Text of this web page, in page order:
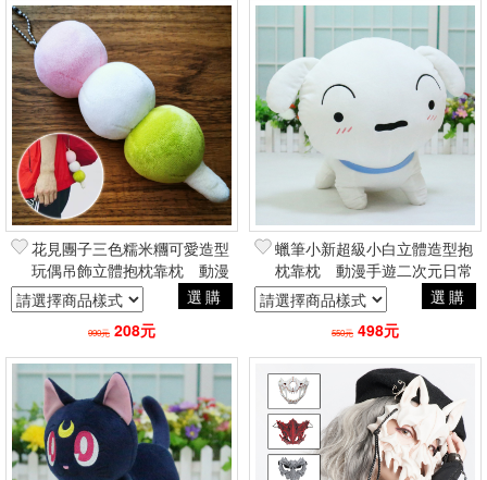
花見團子三色糯米糰可愛造型
玩偶吊飾立體抱枕靠枕 動漫
手遊二次元日常創意周邊
選購
990元 208元
蠟筆小新超級小白立體造型抱
枕靠枕 動漫手遊二次元日常
創意周邊
選購
550元 498元